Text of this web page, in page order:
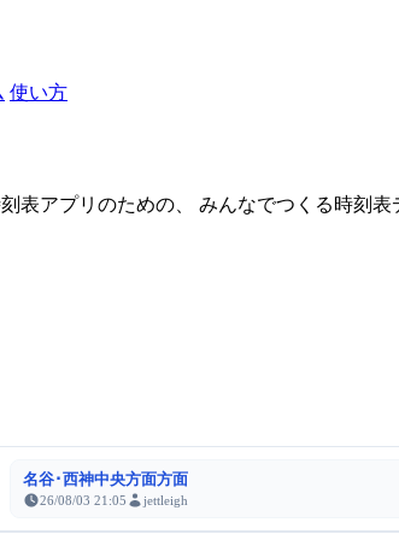
使い方
表アプリのための、 みんなでつくる時刻表
名谷･西神中央方面方面
26/08/03 21:05 jettleigh